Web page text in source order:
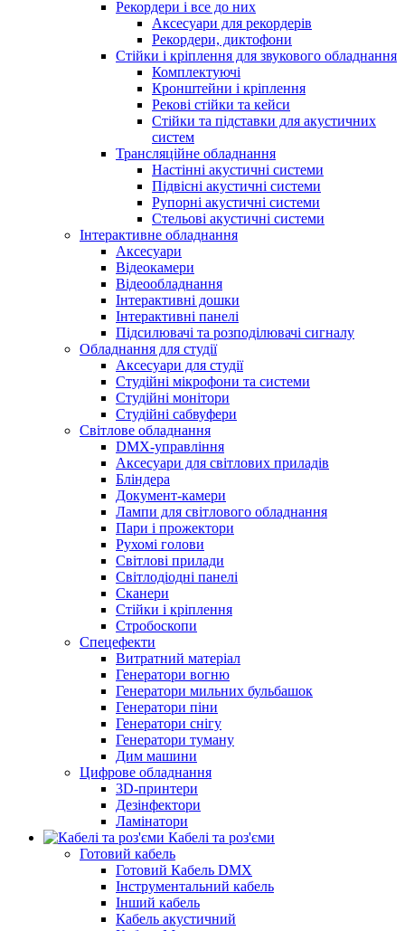
Рекордери і все до них
Аксесуари для рекордерів
Рекордери, диктофони
Стійки і кріплення для звукового обладнання
Комплектуючі
Кронштейни і кріплення
Рекові стійки та кейси
Стійки та підставки для акустичних
систем
Трансляційне обладнання
Настінні акустичні системи
Підвісні акустичні системи
Рупорні акустичні системи
Стельові акустичні системи
Інтерактивне обладнання
Аксесуари
Відеокамери
Відеообладнання
Інтерактивні дошки
Інтерактивні панелі
Підсилювачі та розподілювачі сигналу
Обладнання для студії
Аксесуари для студії
Студійні мікрофони та системи
Студійні монітори
Студійні сабвуфери
Світлове обладнання
DMX-управління
Аксесуари для світлових приладів
Бліндера
Документ-камери
Лампи для світлового обладнання
Пари і прожектори
Рухомі голови
Світлові прилади
Світлодіодні панелі
Сканери
Стійки і кріплення
Стробоскопи
Спецефекти
Витратний матеріал
Генератори вогню
Генератори мильних бульбашок
Генератори піни
Генератори снігу
Генератори туману
Дим машини
Цифрове обладнання
3D-принтери
Дезінфектори
Ламінатори
Кабелі та роз'єми
Готовий кабель
Готовий Кабель DMX
Інструментальний кабель
Інший кабель
Кабель акустичний